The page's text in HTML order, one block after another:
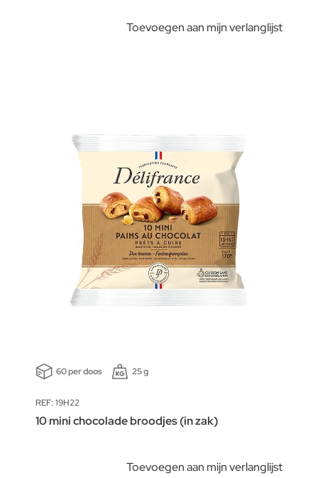
Toevoegen aan mijn verlanglijst
60 per doos 25 g
REF: 19H22
10 mini chocolade broodjes (in zak)
Toevoegen aan mijn verlanglijst